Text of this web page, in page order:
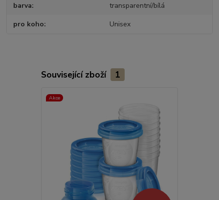
barva transparentní/bílá
pro koho Unisex
Související zboží 1
Akce